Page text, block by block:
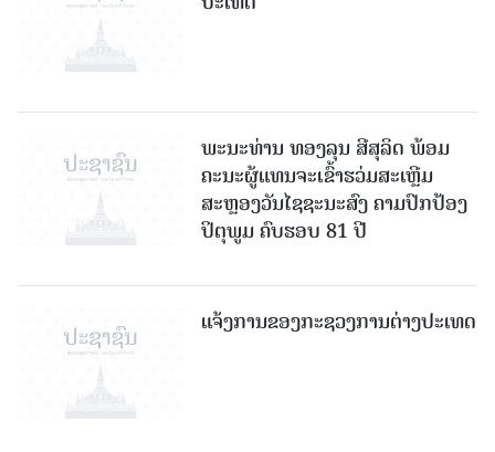
ພະນະທ່ານ ທອງລຸນ ສີສຸລິດ ພ້ອມ
ຄະນະຜູ້ແທນຈະເຂົ້າຮວ່ມສະເຫຼີມ
ສະຫຼອງວັນໄຊຊະນະສົງ ຄາມປົກປ້ອງ
ປິຕຸພູມ ຄົບຮອບ 81 ປີ
ແຈ້ງການຂອງກະຊວງການຕ່າງປະເທດ